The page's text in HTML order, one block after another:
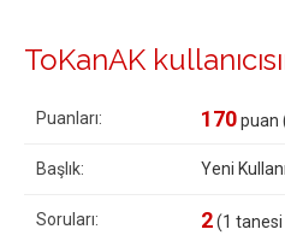
ToKanAK
Puanları: 170puan
Başlık: Yeni
Soruları: 2(1 tanesi